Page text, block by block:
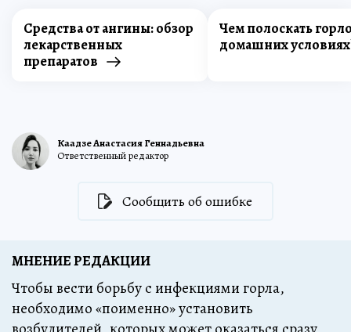
Средства от ангины: обзор
лекарственных
препаратов
Чем полоскать
домашних
Каадзе Анастасия Геннадьевна
Ответственный редактор
Сообщить об ошибке
МНЕНИЕ РЕДАКЦИИ
Чтобы вести борьбу с инфекциями горла,
необходимо «поименно» установить